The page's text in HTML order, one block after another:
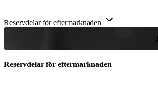
Reservdelar för eftermarknaden
Reservdelar för eftermarknaden